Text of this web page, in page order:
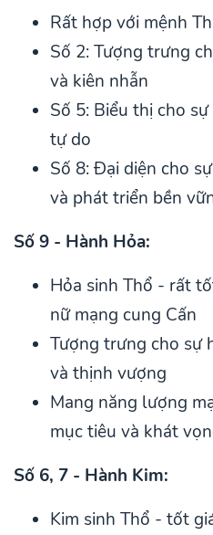
Rất hợp với mệnh
Số 2: Tượng trưng
và kiên nhẫn
Số 5: Biểu thị cho
tự do
Số 8: Đại diện cho
và phát triển bền
Số 9 - Hành Hỏa:
Hỏa sinh Thổ - rất
nữ mạng cung Cấn
Tượng trưng cho sự
và thịnh vượng
Mang năng lượng
mục tiêu và khát
Số 6, 7 - Hành Kim:
Kim sinh Thổ - tốt